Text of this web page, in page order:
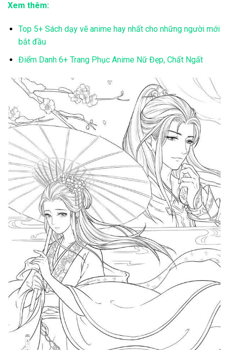
Xem thêm:
Top 5+ Sách dạy vẽ anime hay nhất cho những người mới
bắt đầu
Điểm Danh 6+ Trang Phục Anime Nữ Đẹp, Chất Ngất